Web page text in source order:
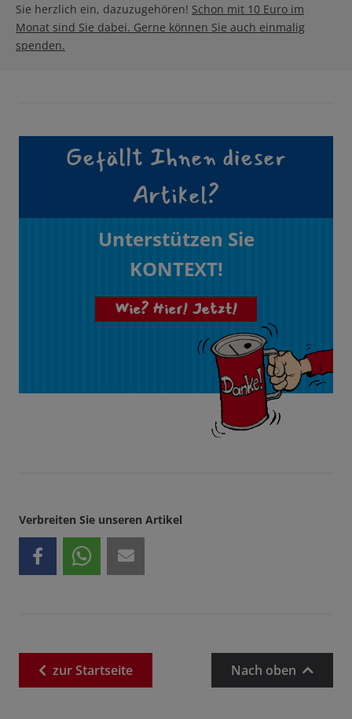
Sie herzlich ein, dazuzugehören! Schon mit 10 Euro im
Monat sind Sie dabei. Gerne können Sie auch einmalig
spenden.
Gefällt Ihnen dieser
Artikel?
Unterstützen Sie
KONTEXT!
Wie? Hier! Jetzt!
Verbreiten Sie unseren Artikel
zurStartseite Nach oben